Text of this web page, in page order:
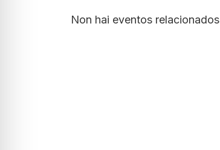
Non hai eventos relacionados